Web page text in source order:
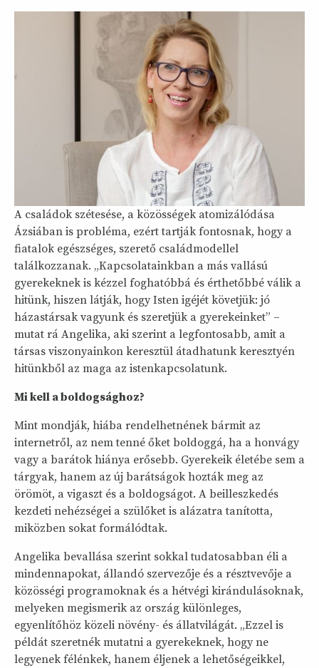
A családok szétesése, a közösségek atomizálódása
Ázsiában is probléma, ezért tartják fontosnak, hogy a
fiatalok egészséges, szerető családmodellel
találkozzanak. „Kapcsolatainkban a más vallású
gyerekeknek is kézzel foghatóbbá és érthetőbbé válik a
hitünk, hiszen látják, hogy Isten igéjét követjük: jó
házastársak vagyunk és szeretjük a gyerekeinket” –
mutat rá Angelika, aki szerint a legfontosabb, amit a
társas viszonyainkon keresztül átadhatunk keresztyén
hitünkből az maga az istenkapcsolatunk.
Mi kell a boldogsághoz?
Mint mondják, hiába rendelhetnének bármit az
internetről, az nem tenné őket boldoggá, ha a honvágy
vagy a barátok hiánya erősebb. Gyerekeik életébe sem a
tárgyak, hanem az új barátságok hozták meg az
örömöt, a vigaszt és a boldogságot. A beilleszkedés
kezdeti nehézségei a szülőket is alázatra tanította,
miközben sokat formálódtak.
Angelika bevallása szerint sokkal tudatosabban éli a
mindennapokat, állandó szervezője és a résztvevője a
közösségi programoknak és a hétvégi kirándulásoknak,
melyeken megismerik az ország különleges,
egyenlítőhöz közeli növény- és állatvilágát. „Ezzel is
példát szeretnék mutatni a gyerekeknek, hogy ne
legyenek félénkek, hanem éljenek a lehetőségeikkel,